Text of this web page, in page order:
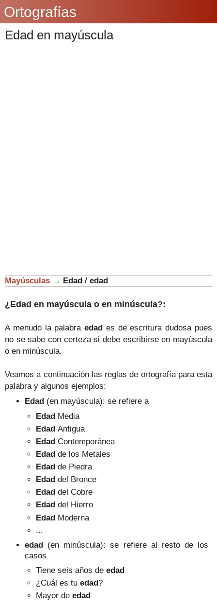
Ortografías
Edad en mayúscula
Mayúsculas → Edad / edad
¿Edad en mayúscula o en minúscula?:
A menudo la palabraedad es de escritura dudosa pues
no se sabe con certeza si debe escribirse en mayúscula
o en minúscula.
Veamos a continuación las reglas de ortografía para esta
palabra y algunos ejemplos:
Edad (en mayúscula): se refiere a
Edad Media
Edad Antigua
Edad Contemporánea
Edad de los Metales
Edadde Piedra
Edad del Bronce
Edad del Cobre
Edad del Hierro
Edad Moderna
...
edad (en minúscula): se refiere al resto de los
casos
Tiene seis años de edad
¿Cuál es tu edad ?
Mayor de edad